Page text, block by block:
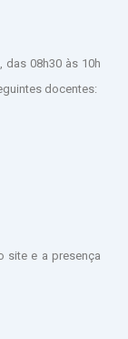
das 08h30 às 10h
docentes:
site e a presença